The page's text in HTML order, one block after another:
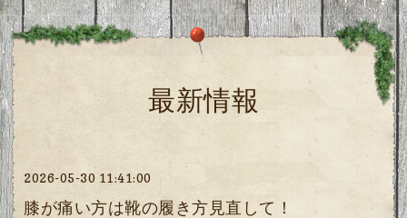
最新情報
2026-05-30 11:41:00
膝が痛い方は靴の履き方見直して！